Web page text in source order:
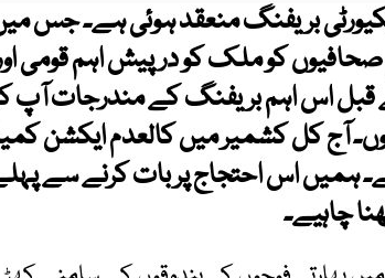
بریفنگ منعقد ہوئی ہے۔ جس
کو ملک کو درپیش اہم قومی اور
قبل اس اہم بریفنگ کے مندرجات آپ
آج کل کشمیر میں کالعدم ایکشن
ہمیں اس احتجاج پر بات کرنے سے
چاہیے۔